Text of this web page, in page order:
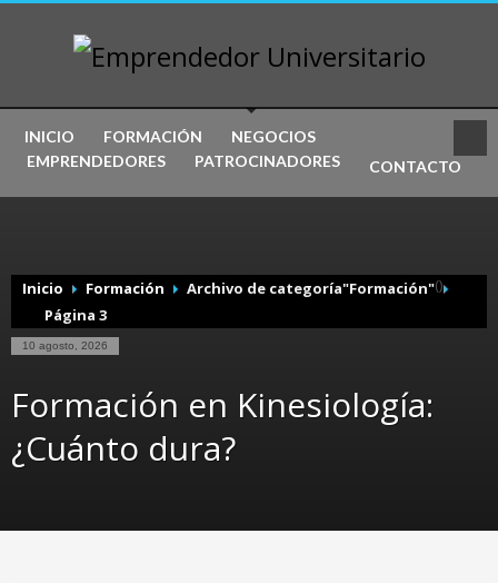
INICIO FORMACIÓN
NEGOCIOS
EMPRENDEDORES
PATROCINADORES CONTACTO
Inicio Formación Archivo de categoría"Formación"(
Página 3
)
10 agosto, 2026
Formación en Kinesiología:
¿Cuánto dura?